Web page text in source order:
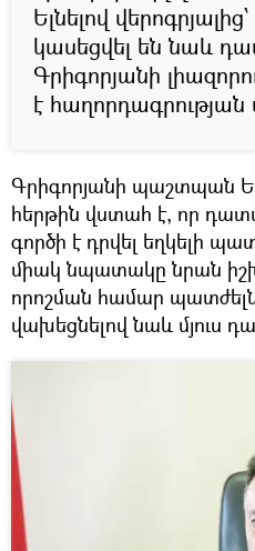
Ելնելով
կասեցվել են նաև
Գրիգորյանի
է հաղորդագրության
Գրիգորյանի պաշտպան
հերթին վստահ է, որ
գործի է դրվել եղկելի
միակ նպատակը նրան
որոշման համար
վախեցնելով նաև մյուս